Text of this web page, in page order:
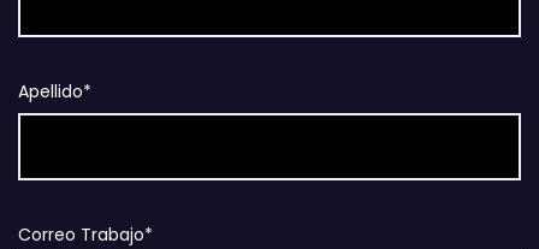
Apellido*
Correo Trabajo*